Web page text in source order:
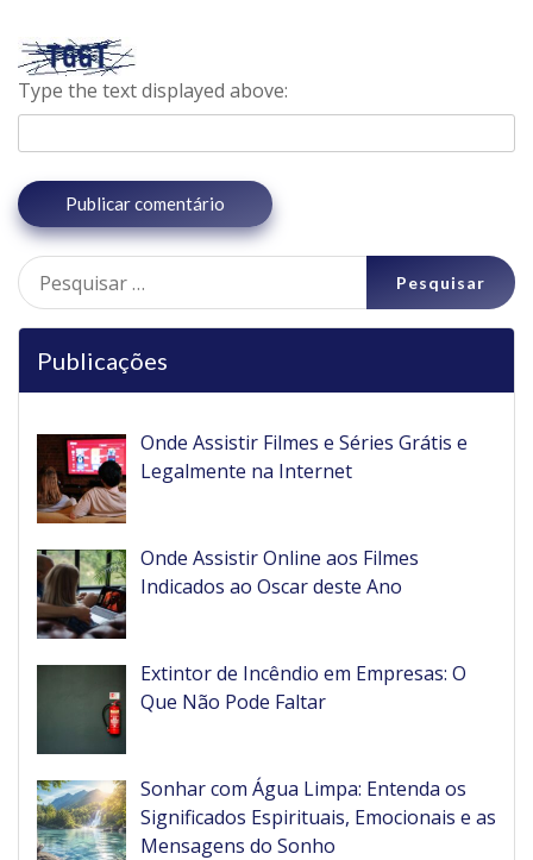
Type the text displayed above:
Pesquisar
por:
Publicações
Onde Assistir Filmes e Séries Grátis e
Legalmente na Internet
Onde Assistir Online aos Filmes
Indicados ao Oscar deste Ano
Extintor de Incêndio em Empresas: O
Que Não Pode Faltar
Sonhar com Água Limpa: Entenda os
Significados Espirituais, Emocionais e as
Mensagens do Sonho